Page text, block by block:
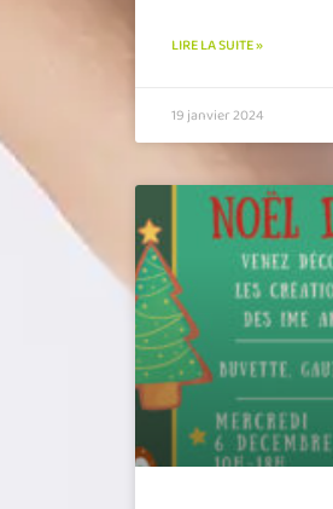
LIRE LA SUITE »
19 janvier 2024